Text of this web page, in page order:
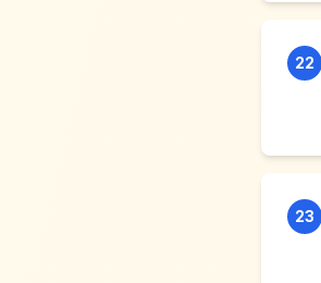
22
23